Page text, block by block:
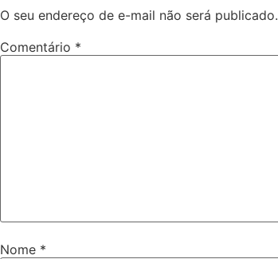
O seu endereço de e-mail não será publicado.
Comentário *
Nome *